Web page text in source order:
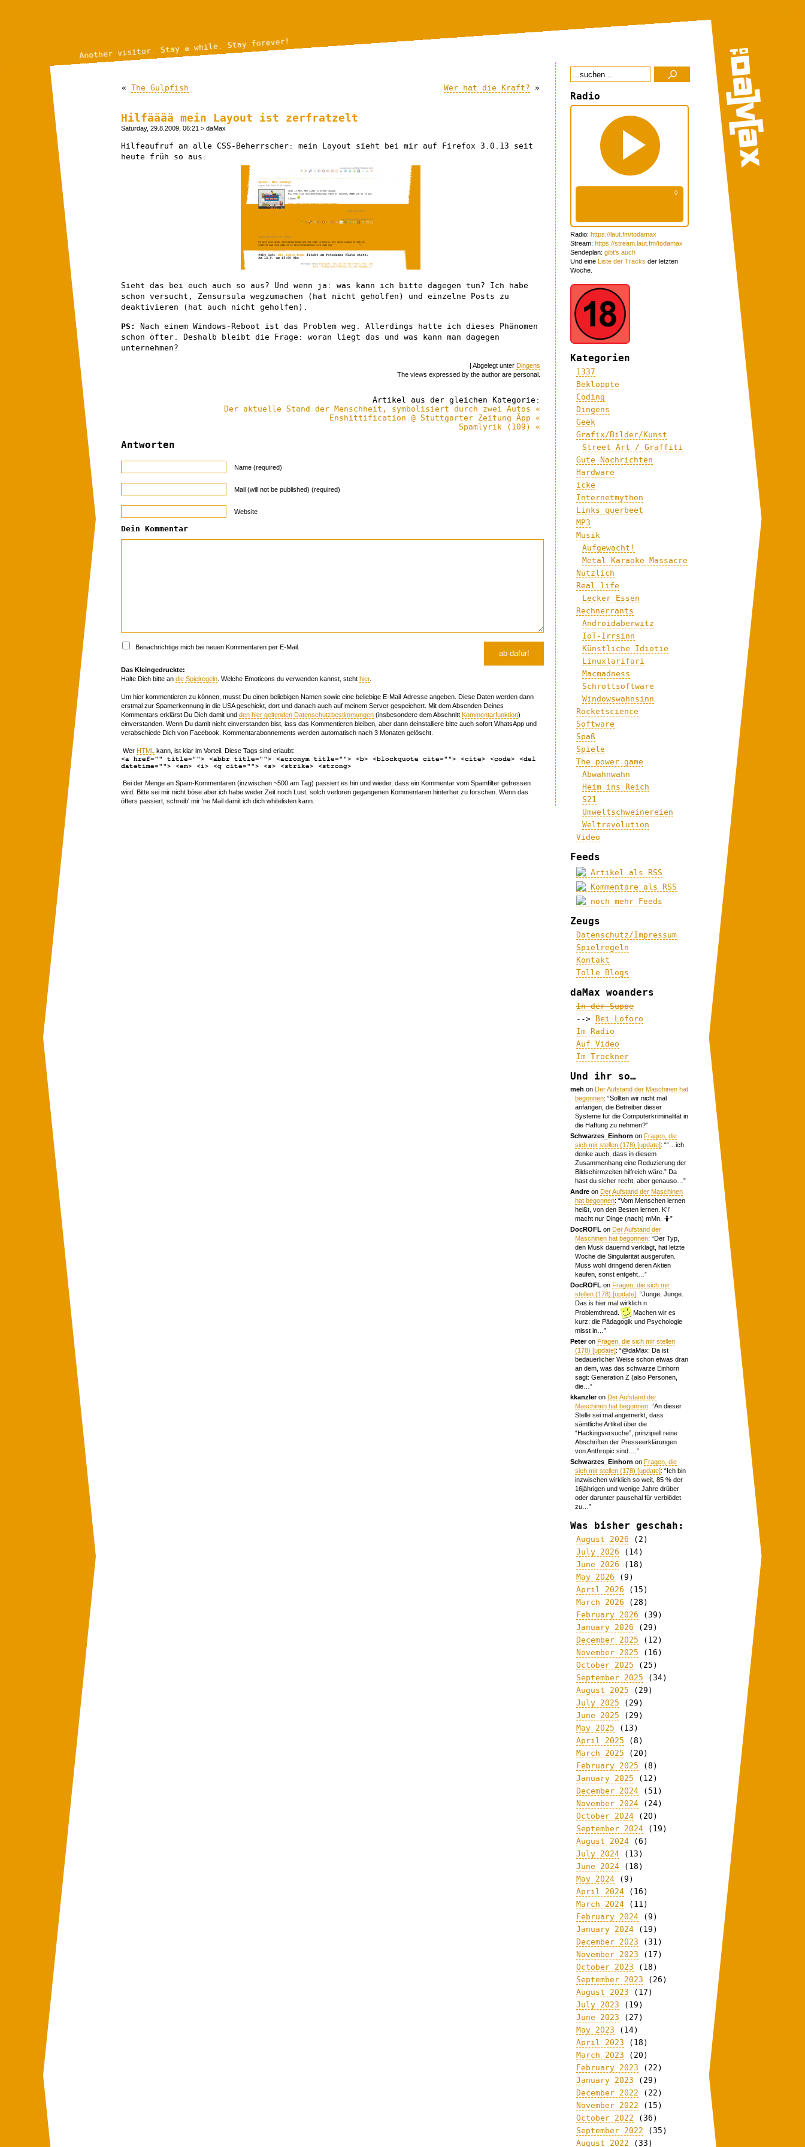
Another visitor. Stay a while. Stay forever!
« The Gulpfish Wer hat die Kraft? »
Hilfääää mein Layout ist zerfratzelt
Saturday, 29.8.2009, 06:21 > daMax
Hilfeaufruf an alle CSS-Beherrscher: mein Layout sieht bei mir auf Firefox 3.0.13 seit
heute früh so aus:
Sieht das bei euch auch so aus? Und wenn ja: was kann ich bitte dagegen tun? Ich habe
schon versucht, Zensursula wegzumachen (hat nicht geholfen) und einzelne Posts zu
deaktivieren (hat auch nicht geholfen).
PS:
Nach einem Windows-Reboot ist das Problem weg. Allerdings hatte ich dieses Phänomen
schon öfter. Deshalb bleibt die Frage: woran liegt das und was kann man dagegen
unternehmen?
| Abgelegt unter Dingens
The views expressed by the author are personal.
Artikel aus der gleichen Kategorie:
Der aktuelle Stand der Menschheit, symbolisiert durch zwei Autos «
Enshittification @ Stuttgarter Zeitung Äpp «
Spamlyrik (109) «
Antworten
Name (required)
Mail (will not be published) (required)
Website
Dein Kommentar
Benachrichtige mich bei neuen Kommentaren per E-Mail.
Das Kleingedruckte:
Halte Dich bitte an die Spielregeln . Welche Emoticons du verwenden kannst, steht hier.
Um hier kommentieren zu können, musst Du einen beliebigen Namen sowie eine beliebige E-Mail-Adresse angeben. Diese Daten werden dann
erstmal zur Spamerkennung in die USA geschickt, dort und danach auch auf meinem Server gespeichert. Mit dem Absenden Deines
Kommentars erklärst Du Dich damit und den hier geltenden Datenschutzbestimmungen (insbesondere dem Abschnitt Kommentarfunktion)
einverstanden. Wenn Du damit nicht einverstanden bist, lass das Kommentieren bleiben, aber dann deinstalliere bitte auch sofort WhatsApp und
verabschiede Dich von Facebook. Kommentarabonnements werden automatisch nach 3 Monaten gelöscht.
Wer HTML kann, ist klar im Vorteil. Diese Tags sind erlaubt:
<a href="" title=""> <abbr title=""> <acronym title=""> <b> <blockquote cite=""> <cite> <code> <del
datetime=""> <em> <i> <q cite=""> <s> <strike> <strong>
Bei der Menge an Spam-Kommentaren (inzwischen ~500 am Tag) passiert es hin und wieder, dass ein Kommentar vom Spamfilter gefressen
wird. Bitte sei mir nicht böse aber ich habe weder Zeit noch Lust, solch verloren gegangenen Kommentaren hinterher zu forschen. Wenn das
öfters passiert, schreib' mir 'ne Mail damit ich dich whitelisten kann.
Radio
Radio: https://laut.fm/todamax
Stream: https://stream.laut.fm/todamax
Sendeplan: gibt's auch
Und eine Liste der Tracks der letzten
Woche.
Kategorien
1337
Bekloppte
Coding
Dingens
Geek
Grafix/Bilder/Kunst
Street Art / Graffiti
Gute Nachrichten
Hardware
icke
Internetmythen
Links querbeet
MP3
Musik
Aufgewacht!
Metal Karaoke Massacre
Nützlich
Real life
Lecker Essen
Rechnerrants
Androidaberwitz
IoT-Irrsinn
Künstliche Idiotie
Linuxlarifari
Macmadness
Schrottsoftware
Windowswahnsinn
Rocketscience
Software
Spaß
Spiele
The power game
Abwahnwahn
Heim ins Reich
S21
Umweltschweinereien
Weltrevolution
Video
Feeds
Artikel als RSS
Kommentare als RSS
noch mehr Feeds
Zeugs
Datenschutz/Impressum
Spielregeln
Kontakt
Tolle Blogs
daMax woanders
In der Suppe
-->
Bei Loforo
Im Radio
Auf Video
Im Trockner
Und ihr so…
meh onDer Aufstand der Maschinen hat
begonnen: “Sollten wir nicht mal
anfangen, die Betreiber dieser
Systeme für die Computerkriminalität in
die Haftung zu nehmen?”
Schwarzes_Einhorn onFragen, die
sich mir stellen (178) [update]: ““…ich
denke auch, dass in diesem
Zusammenhang eine Reduzierung der
Bildschirmzeiten hilfreich wäre.” Da
hast du sicher recht, aber genauso… ”
Andre onDer Aufstand der Maschinen
hat begonnen: “Vom Menschen lernen
heißt, von den Besten lernen. K’I’
macht nur Dinge (nach) mMn. 🤷”
DocROFL onDer Aufstand der
Maschinen hat begonnen: “Der Typ,
den Musk dauernd verklagt, hat letzte
Woche die Singularität ausgerufen.
Muss wohl dringend deren Aktien
kaufen, sonst entgeht… ”
DocROFL onFragen, die sich mir
stellen (178) [update]: “Junge, Junge.
Das is hier mal wirklich n
Problemthread.
Machen wir es
kurz: die Pädagogik und Psychologie
misst in… ”
PeteronFragen, die sich mir stellen
(178) [update]: “@daMax: Da ist
bedauerlicher Weise schon etwas dran
an dem, was das schwarze Einhorn
sagt: Generation Z (also Personen,
die… ”
kkanzleronDer Aufstand der
Maschinen hat begonnen: “An dieser
Stelle sei mal angemerkt, dass
sämtliche Artikel über die
“Hackingversuche”, prinzipiell reine
Abschriften der Presseerklärungen
von Anthropic sind.… ”
Schwarzes_Einhorn onFragen, die
sich mir stellen (178) [update]: “Ich bin
inzwischen wirklich so weit, 85 % der
16jährigen und wenige Jahre drüber
oder darunter pauschal für verblödet
zu… ”
Was bisher geschah:
August 2026 (2)
July 2026 (14)
June 2026 (18)
May 2026 (9)
April 2026 (15)
March 2026 (28)
February 2026 (39)
January 2026 (29)
December 2025 (12)
November 2025 (16)
October 2025 (25)
September 2025 (34)
August 2025 (29)
July 2025 (29)
June 2025 (29)
May 2025 (13)
April 2025 (8)
March 2025 (20)
February 2025 (8)
January 2025 (12)
December 2024 (51)
November 2024 (24)
October 2024 (20)
September 2024 (19)
August 2024 (6)
July 2024 (13)
June 2024 (18)
May 2024 (9)
April 2024 (16)
March 2024 (11)
February 2024 (9)
January 2024 (19)
December 2023 (31)
November 2023 (17)
October 2023 (18)
September 2023 (26)
August 2023 (17)
July 2023 (19)
June 2023 (27)
May 2023 (14)
April 2023 (18)
March 2023 (20)
February 2023 (22)
January 2023 (29)
December 2022 (22)
November 2022 (15)
October 2022 (36)
September 2022 (35)
August 2022 (33)